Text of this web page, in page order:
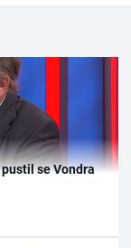
se Vondra